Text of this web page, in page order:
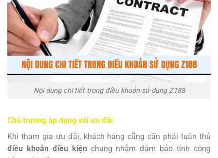
Nội dung chi tiết trong điều khoản sử dụng Z188
Chủ trương áp dụng với ưu đãi
Khi tham gia ưu đãi, khách hàng cũng cần phải tuân thủ
điều khoản điều kiện chung nhằm đảm bảo tính công